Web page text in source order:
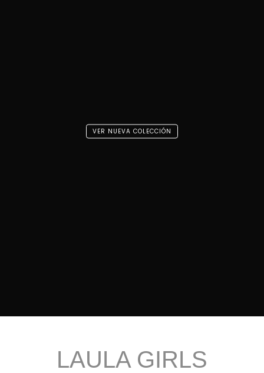
VER NUEVA COLECCIÓN
LAULA GIRLS